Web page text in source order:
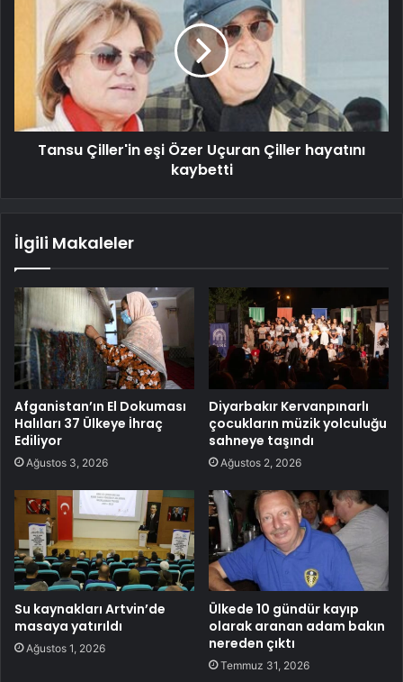
Tansu Çiller'in eşi Özer Uçuran Çiller hayatını
kaybetti
İlgili Makaleler
Afganistan’ın El Dokuması
Halıları 37 Ülkeye İhraç
Ediliyor
Ağustos 3, 2026
Diyarbakır Kervanpınarlı
çocukların müzik yolculuğu
sahneye taşındı
Ağustos 2, 2026
Su kaynakları Artvin’de
masaya yatırıldı
Ağustos 1, 2026
Ülkede 10 gündür kayıp
olarak aranan adam bakın
nereden çıktı
Temmuz 31, 2026